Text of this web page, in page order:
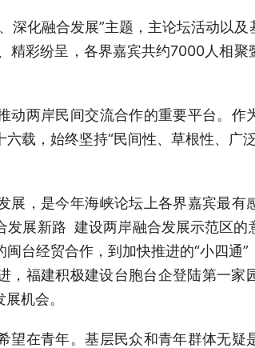
化融合发展”主题，主论坛活动以及
精彩纷呈，各界嘉宾共约7000人相聚
两岸民间交流合作的重要平台。作
载，始终坚持“民间性、草根性、广
，是今年海峡论坛上各界嘉宾最有
发展新路 建设两岸融合发展示范区的
台经贸合作，到加快推进的“小四通
福建积极建设台胞台企登陆第一家
机会。
在青年。基层民众和青年群体无疑